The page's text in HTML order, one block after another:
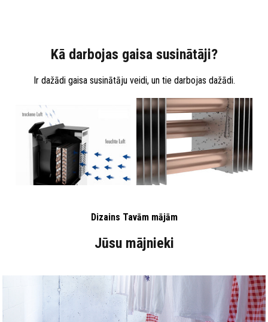
Kā darbojas gaisa susinātāji?
Ir dažādi gaisa susinātāju veidi, un tie darbojas dažādi.
Dizains Tavām mājām
Jūsu mājnieki